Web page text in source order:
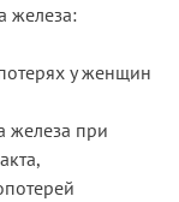
железа:
у женщин
железа при